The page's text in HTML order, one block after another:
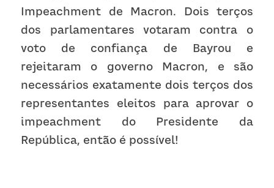
Impeachment de Macron. Dois terços
dos parlamentares votaram contra o
voto de confiança de Bayrou e
rejeitaram o governo Macron, e são
necessários exatamente dois terços dos
representantes eleitos para aprovar o
impeachment do Presidente da
República, então é possível!